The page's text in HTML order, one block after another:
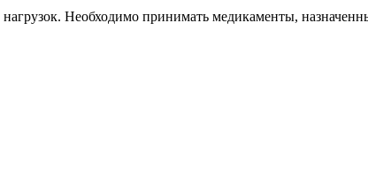
Необходимо принимать медикаменты,